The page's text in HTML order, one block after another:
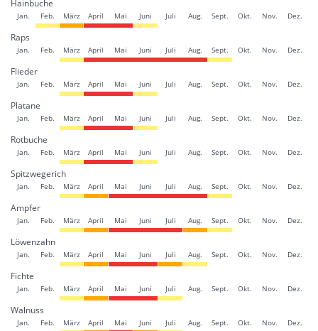
Hainbuche
Jan. Feb. März April Mai Juni Juli Aug. Sept. Okt. Nov. Dez.
Raps
Jan. Feb. März April Mai Juni Juli Aug. Sept. Okt. Nov. Dez.
Flieder
Jan. Feb. März April Mai Juni Juli Aug. Sept. Okt. Nov. Dez.
Platane
Jan. Feb. März April Mai Juni Juli Aug. Sept. Okt. Nov. Dez.
Rotbuche
Jan. Feb. März April Mai Juni Juli Aug. Sept. Okt. Nov. Dez.
Spitzwegerich
Jan. Feb. März April Mai Juni Juli Aug. Sept. Okt. Nov. Dez.
Ampfer
Jan. Feb. März April Mai Juni Juli Aug. Sept. Okt. Nov. Dez.
Löwenzahn
Jan. Feb. März April Mai Juni Juli Aug. Sept. Okt. Nov. Dez.
Fichte
Jan. Feb. März April Mai Juni Juli Aug. Sept. Okt. Nov. Dez.
Walnuss
Jan. Feb. März April Mai Juni Juli Aug. Sept. Okt. Nov. Dez.